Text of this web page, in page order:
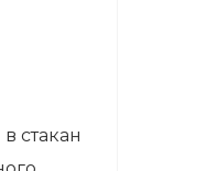
стакан